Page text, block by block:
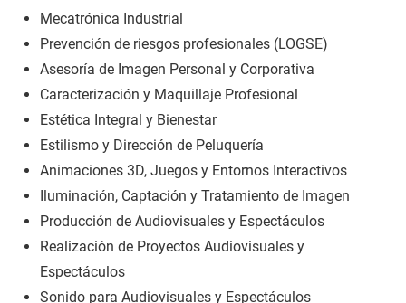
Mecatrónica Industrial
Prevención de riesgos profesionales (LOGSE)
Asesoría de Imagen Personal y Corporativa
Caracterización y Maquillaje Profesional
Estética Integral y Bienestar
Estilismo y Dirección de Peluquería
Animaciones 3D, Juegos y Entornos Interactivos
Iluminación, Captación y Tratamiento de Imagen
Producción de Audiovisuales y Espectáculos
Realización de Proyectos Audiovisuales y
Espectáculos
Sonido para Audiovisuales y Espectáculos